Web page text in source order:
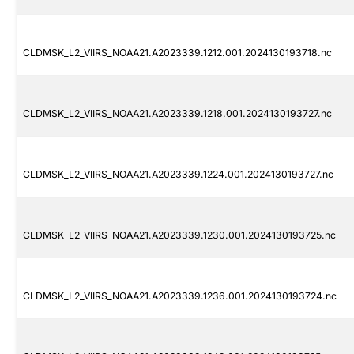
CLDMSK_L2_VIIRS_NOAA21.A2023339.1212.001.2024130193718.nc
CLDMSK_L2_VIIRS_NOAA21.A2023339.1218.001.2024130193727.nc
CLDMSK_L2_VIIRS_NOAA21.A2023339.1224.001.2024130193727.nc
CLDMSK_L2_VIIRS_NOAA21.A2023339.1230.001.2024130193725.nc
CLDMSK_L2_VIIRS_NOAA21.A2023339.1236.001.2024130193724.nc